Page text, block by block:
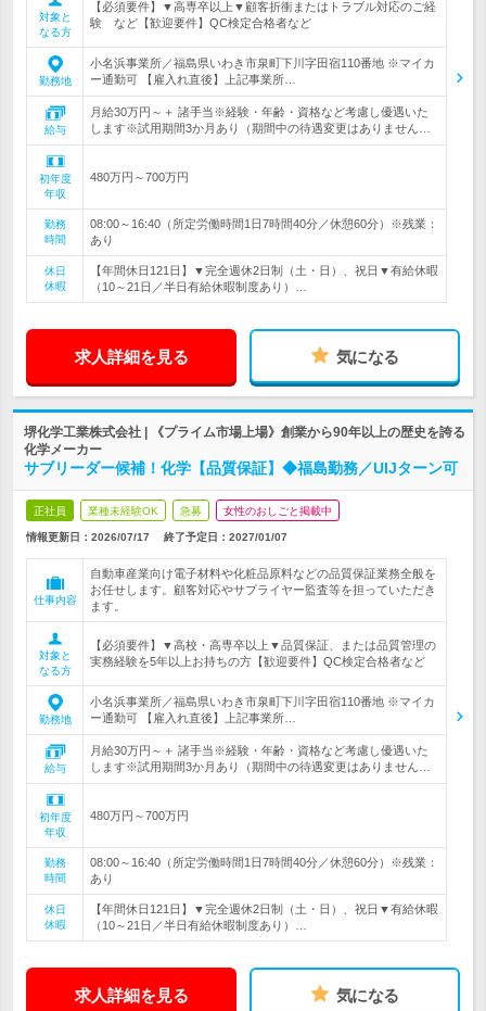
対象と
なる方
【必須要件】▼高専卒以上▼顧客折衝またはトラブル対応のご経
験 など【歓迎要件】QC検定合格者など
勤務地
小名浜事業所／福島県いわき市泉町下川字田宿110番地 ※マイカ
ー通勤可 【雇入れ直後】上記事業所…
給与
月給30万円～＋ 諸手当※経験・年齢・資格など考慮し優遇いた
します※試用期間3か月あり（期間中の待遇変更はありません…
初年度
年収
480万円～700万円
勤務
時間
08:00～16:40（所定労働時間1日7時間40分／休憩60分）※残業：
あり
休日
休暇
【年間休日121日】▼完全週休2日制（土・日）、祝日▼有給休暇
（10～21日／半日有給休暇制度あり）…
求人詳細を見る 気になる
堺化学工業株式会社 | 《プライム市場上場》創業から90年以上の歴史を誇る
化学メーカー
サブリーダー候補！化学【品質保証】◆福島勤務／UIJターン可
正社員 業種未経験OK 急募 女性のおしごと掲載中
情報更新日：2026/07/17 終了予定日： 2027/01/07
仕事内容
自動車産業向け電子材料や化粧品原料などの品質保証業務全般を
お任せします。顧客対応やサプライヤー監査等を担っていただき
ます。
対象と
なる方
【必須要件】▼高校・高専卒以上▼品質保証、または品質管理の
実務経験を5年以上お持ちの方【歓迎要件】QC検定合格者など
勤務地
小名浜事業所／福島県いわき市泉町下川字田宿110番地 ※マイカ
ー通勤可 【雇入れ直後】上記事業所…
給与
月給30万円～＋ 諸手当※経験・年齢・資格など考慮し優遇いた
します※試用期間3か月あり（期間中の待遇変更はありません…
初年度
年収
480万円～700万円
勤務
時間
08:00～16:40（所定労働時間1日7時間40分／休憩60分）※残業：
あり
休日
休暇
【年間休日121日】▼完全週休2日制（土・日）、祝日▼有給休暇
（10～21日／半日有給休暇制度あり）…
求人詳細を見る 気になる